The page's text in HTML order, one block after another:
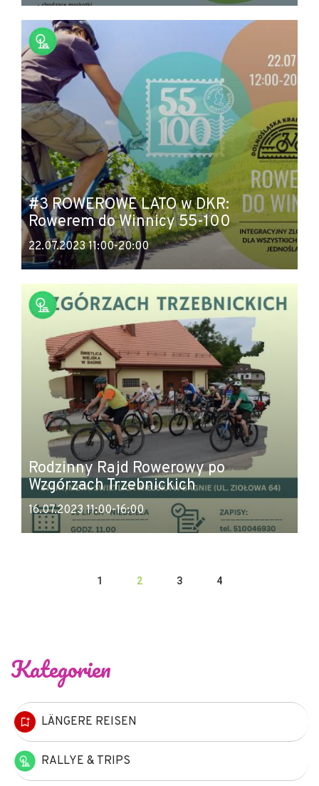
#3 ROWEROWE LATO w DKR:
Rowerem do Winnicy 55-100
22.07.2023 11:00-20:00
Rodzinny Rajd Rowerowy po
Wzgórzach Trzebnickich
16.07.2023 11:00-16:00
1 2 3 4
Kategorien
LÄNGERE REISEN
RALLYE & TRIPS